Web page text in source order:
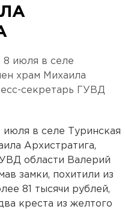
июля в селе
храм Михаила
секретарь ГУВД
в селе Туринская
Архистратига,
области Валерий
замки, похитили из
81 тысячи рублей,
креста из желтого